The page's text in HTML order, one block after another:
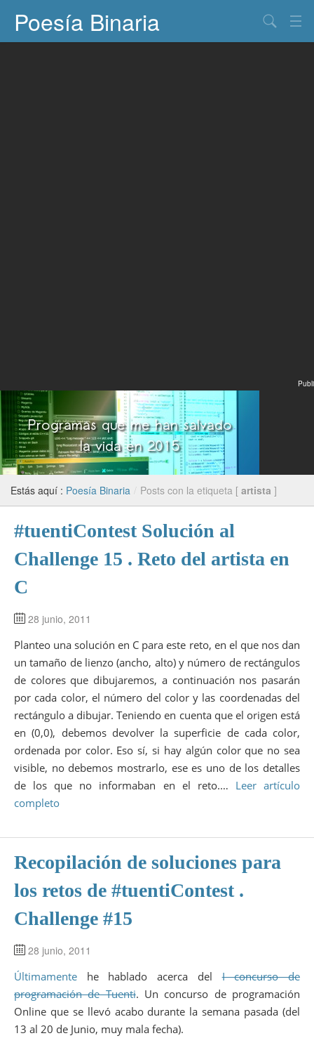
Poesía Binaria
Publi
Estás aquí : Poesía Binaria / Posts con la etiqueta [ artista ]
#tuentiContest Solución al
Challenge 15 . Reto del artista en
C
28 junio, 2011
Planteo una solución en C para este reto, en el que nos dan
un tamaño de lienzo (ancho, alto) y número de rectángulos
de colores que dibujaremos, a continuación nos pasarán
por cada color, el número del color y las coordenadas del
rectángulo a dibujar. Teniendo en cuenta que el origen está
en (0,0), debemos devolver la superficie de cada color,
ordenada por color. Eso sí, si hay algún color que no sea
visible, no debemos mostrarlo, ese es uno de los detalles
de los que no informaban en el reto.… Leer artículo
completo
Recopilación de soluciones para
los retos de #tuentiContest .
Challenge #15
28 junio, 2011
Últimamente he hablado acerca delI concurso de
programación de Tuenti. Un concurso de programación
Online que se llevó acabo durante la semana pasada (del
13 al 20 de Junio, muy mala fecha).